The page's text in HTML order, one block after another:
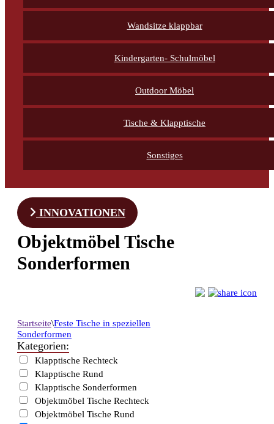
Wandsitze klappbar
Kindergarten- Schulmöbel
Outdoor Möbel
Tische & Klapptische
Sonstiges
INNOVATIONEN
Objektmöbel Tische
Sonderformen
Startseite\Feste Tische in speziellen
Sonderformen
Kategorien:
Klapptische Rechteck
Klapptische Rund
Klapptische Sonderformen
Objektmöbel Tische Rechteck
Objektmöbel Tische Rund